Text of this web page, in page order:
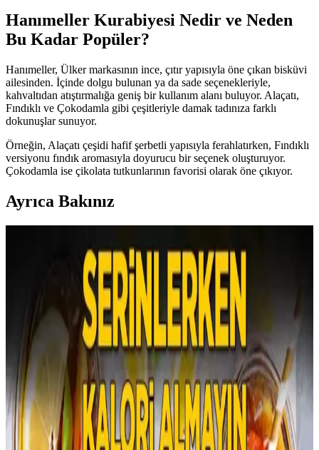
Hanımeller Kurabiyesi Nedir ve Neden
Bu Kadar Popüler?
Hanımeller, Ülker markasının ince, çıtır yapısıyla öne çıkan bisküvi
ailesinden. İçinde dolgu bulunan ya da sade seçenekleriyle,
kahvaltıdan atıştırmalığa geniş bir kullanım alanı buluyor. Alaçatı,
Fındıklı ve Çokodamla gibi çeşitleriyle damak tadınıza farklı
dokunuşlar sunuyor.
Örneğin, Alaçatı çeşidi hafif şerbetli yapısıyla ferahlatırken, Fındıklı
versiyonu fındık aromasıyla doyurucu bir seçenek oluşturuyor.
Çokodamla ise çikolata tutkunlarının favorisi olarak öne çıkıyor.
Ayrıca Bakınız
Çocuklar İçin Dengeli ve Çeşitli Atıştırmalık Tepsileri
Hazırlama Rehberi
Çocukların spor aktivitelerinde enerji ihtiyacını karşılayan dengeli
atıştırmalık tepsileri; meyve, sebze, protein ve çeşitli lezzetlerle
sağlıklı beslenmeyi destekler. Yaşa göre özelleştirilen seçenekler
Aile Ortamında Sağlıklı Beslenme: Ebeveynlerin
Alışverişinde Beslenme Kalitesini Artırma
Yöntemleri
Ebeveynlerin alışveriş ve yemek hazırladığı evde sağlıklı beslenme,
iletişim, sorumluluk alma ve küçük değişikliklerle mümkün hale
gelir. Yemek yapmayı öğrenmek ve porsiyon kontrolü önemlidir.